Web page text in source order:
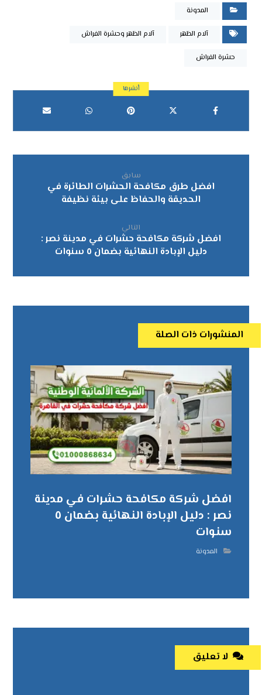
المدونة
آلام الظهر آلام الظهر وحشرة الفراش
حشرة الفراش
سابق
افضل طرق مكافحة الحشرات الطائرة في
الحديقة والحفاظ على بيئة نظيفة
التالي
افضل شركة مكافحة حشرات في مدينة نصر :
دليل الإبادة النهائية بضمان ٥ سنوات
المنشورات ذات الصلة
افضل شركة مكافحة حشرات في مدينة
نصر : دليل الإبادة النهائية بضمان ٥
سنوات
المدونة
لا تعليق